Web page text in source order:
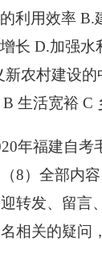
用效率 B.
D.加强水
农村建设的
活宽裕 C
年福建自考
8）全部内
转发、留言
相关的疑问